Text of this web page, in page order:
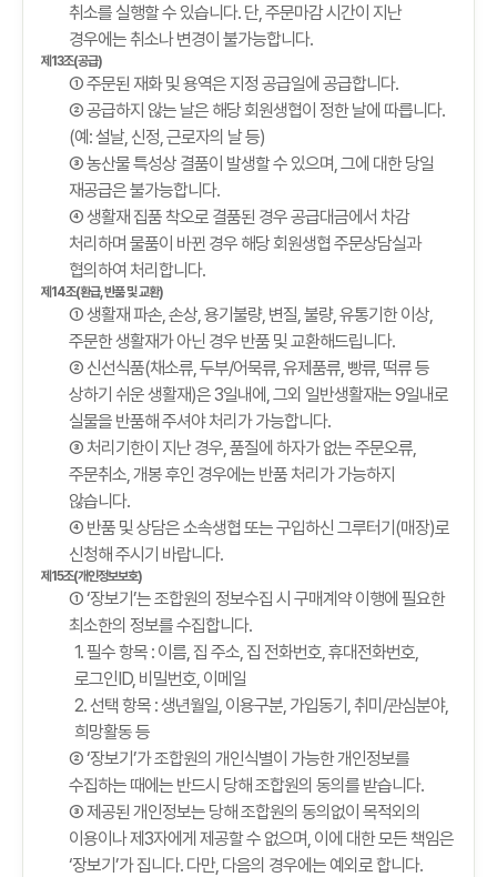
취소를 실행할 수 있습니다. 단, 주문마감 시간이 지난
경우에는 취소나 변경이 불가능합니다.
제13조(공급)
① 주문된 재화 및 용역은 지정 공급일에 공급합니다.
② 공급하지 않는 날은 해당 회원생협이 정한 날에 따릅니다.
(예: 설날, 신정, 근로자의 날 등)
③ 농산물 특성상 결품이 발생할 수 있으며, 그에 대한 당일
재공급은 불가능합니다.
④ 생활재 집품 착오로 결품된 경우 공급대금에서 차감
처리하며 물품이 바뀐 경우 해당 회원생협 주문상담실과
협의하여 처리합니다.
제14조(환급, 반품 및 교환)
① 생활재 파손, 손상, 용기불량, 변질, 불량, 유통기한 이상,
주문한 생활재가 아닌 경우 반품 및 교환해드립니다.
② 신선식품(채소류, 두부/어묵류, 유제품류, 빵류, 떡류 등
상하기 쉬운 생활재)은 3일내에, 그외 일반생활재는 9일내로
실물을 반품해 주셔야 처리가 가능합니다.
③ 처리기한이 지난 경우, 품질에 하자가 없는 주문오류,
주문취소, 개봉 후인 경우에는 반품 처리가 가능하지
않습니다.
④ 반품 및 상담은 소속생협 또는 구입하신 그루터기(매장)로
신청해 주시기 바랍니다.
제15조(개인정보보호)
① ‘장보기’는 조합원의 정보수집 시 구매계약 이행에 필요한
최소한의 정보를 수집합니다.
1. 필수 항목 : 이름, 집 주소, 집 전화번호, 휴대전화번호,
로그인ID, 비밀번호, 이메일
2. 선택 항목 : 생년월일, 이용구분, 가입동기, 취미/관심분야,
희망활동 등
② ‘장보기’가 조합원의 개인식별이 가능한 개인정보를
수집하는 때에는 반드시 당해 조합원의 동의를 받습니다.
③ 제공된 개인정보는 당해 조합원의 동의없이 목적외의
이용이나 제3자에게 제공할 수 없으며, 이에 대한 모든 책임은
‘장보기’가 집니다. 다만, 다음의 경우에는 예외로 합니다.